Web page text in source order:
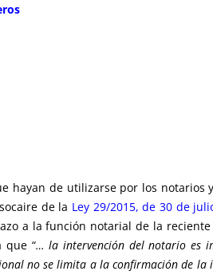
hayan de utilizarse por los notarios
de la Ley 29/2015, de 30 de
a la función notarial de la
que “… la intervención del notario es
no se limita a la confirmación de